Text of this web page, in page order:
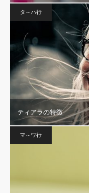
タ～ハ行
ティアラの特徴
マ～ワ行